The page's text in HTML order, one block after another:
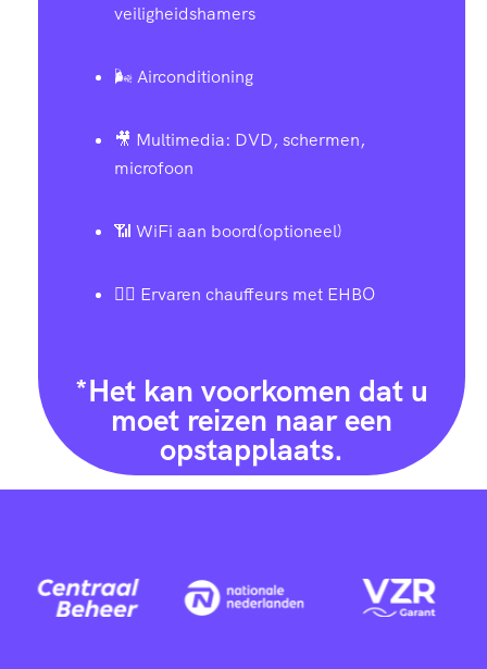
veiligheidshamers
🌬️ Airconditioning
🎥 Multimedia: DVD, schermen,
microfoon
📶 WiFi aan boord(optioneel)
👨‍✈️ Ervaren chauffeurs met EHBO
*Het kan voorkomen dat u
moet reizen naar een
opstapplaats.